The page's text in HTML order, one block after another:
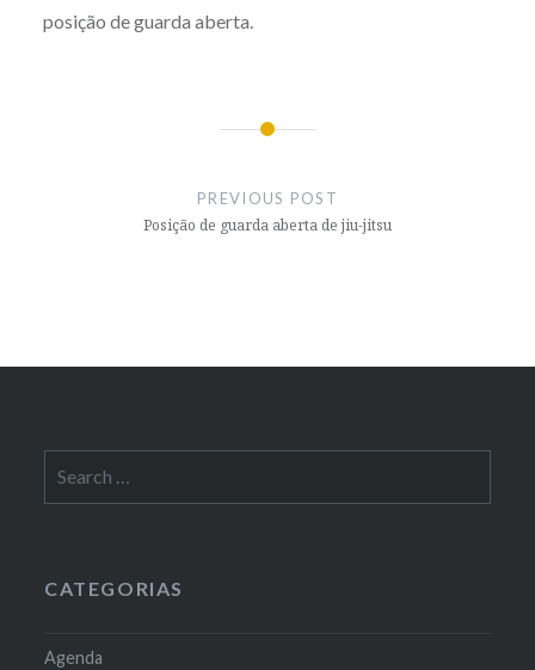
posição de guarda aberta.
PREVIOUS POST
Posição de guarda aberta de jiu-jitsu
for:
CATEGORIAS
Agenda